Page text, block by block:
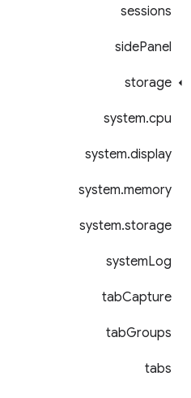
sessions
sidePanel
storage
system.cpu
system.display
system.memory
system.storage
systemLog
tabCapture
tabGroups
tabs